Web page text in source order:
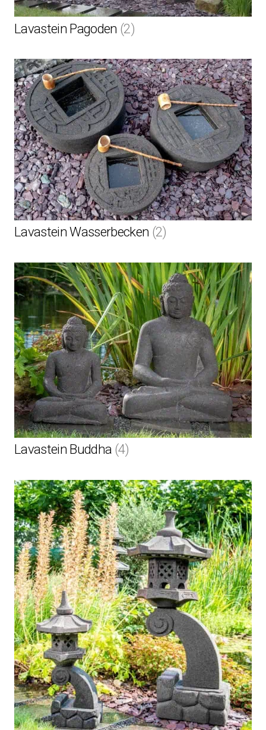
Lavastein Pagoden (2)
Lavastein Wasserbecken (2)
Lavastein Buddha (4)